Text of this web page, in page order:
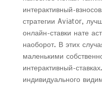
интерактивный-
стратегии Aviator,
онлайн-ставки нате
наоборот. В этих
маленькими
интерактивный-
индивидуального